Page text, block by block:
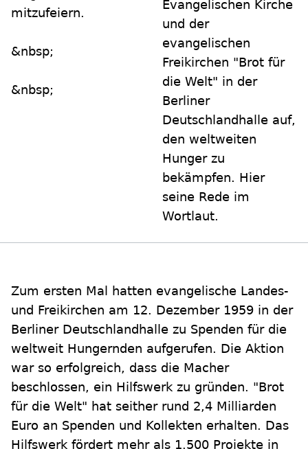
mitzufeiern.
&nbsp;
&nbsp;
Evangelischen Kirche
und der
evangelischen
Freikirchen "Brot für
die Welt" in der
Berliner
Deutschlandhalle auf,
den weltweiten
Hunger zu
bekämpfen. Hier
seine Rede im
Wortlaut.
Zum ersten Mal hatten evangelische Landes-
und Freikirchen am 12. Dezember 1959 in der
Berliner Deutschlandhalle zu Spenden für die
weltweit Hungernden aufgerufen. Die Aktion
war so erfolgreich, dass die Macher
beschlossen, ein Hilfswerk zu gründen. "Brot
für die Welt" hat seither rund 2,4 Milliarden
Euro an Spenden und Kollekten erhalten. Das
Hilfswerk fördert mehr als 1.500 Projekte in